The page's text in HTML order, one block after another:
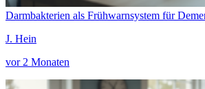
Darmbakterien als Frühwarnsystem für
J. Hein
vor 2 Monaten